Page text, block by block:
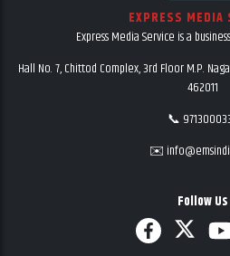
EXPRESS MEDIA
Express Media Service is a
Hall No. 7, Chittod Complex, 3rd Floor M.P.
462011
📞
✉️
Follow Us